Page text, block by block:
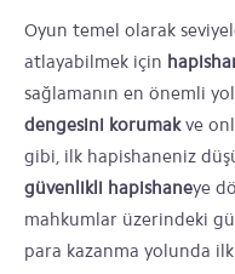
Oyun temel olarak
atlayabilmek için
sağlamanın en önemli
dengesini korumakve
gibi, ilk hapishaneniz
güvenlikli hapishaneye
mahkumlar üzerindeki
para kazanma yolunda ilk